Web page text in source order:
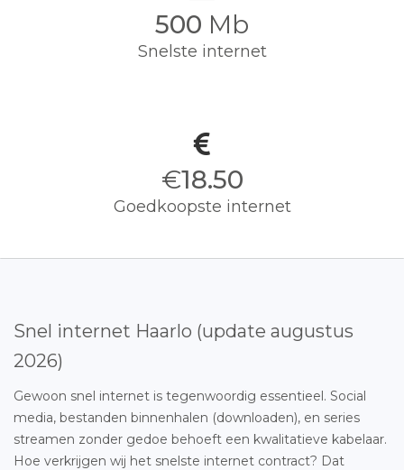
500 Mb
Snelste internet
€18.50
Goedkoopste internet
Snel internet Haarlo (update augustus
2026)
Gewoon snel internet is tegenwoordig essentieel. Social
media, bestanden binnenhalen (downloaden), en series
streamen zonder gedoe behoeft een kwalitatieve kabelaar.
Hoe verkrijgen wij het snelste internet contract? Dat